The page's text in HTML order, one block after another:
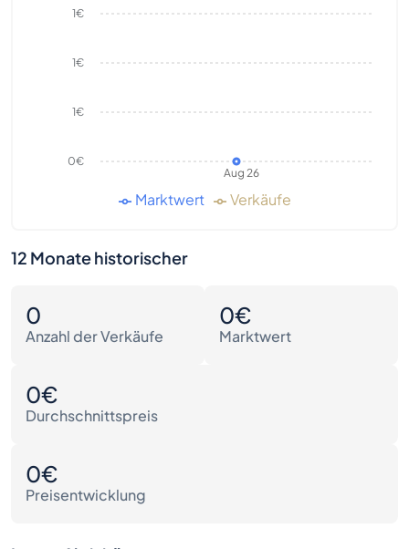
Aug 26
0€
1€
1€
1€
Marktwert Verkäufe
12 Monate historischer
0
Anzahl der Verkäufe
0€
Marktwert
0€
Durchschnittspreis
0€
Preisentwicklung